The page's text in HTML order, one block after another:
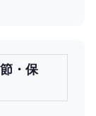
・保